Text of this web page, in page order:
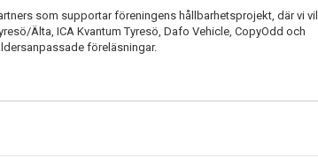
som supportar föreningens hållbarhetsprojekt, där vi vill
Älta, ICA Kvantum Tyresö, Dafo Vehicle, CopyOdd och
föreläsningar.